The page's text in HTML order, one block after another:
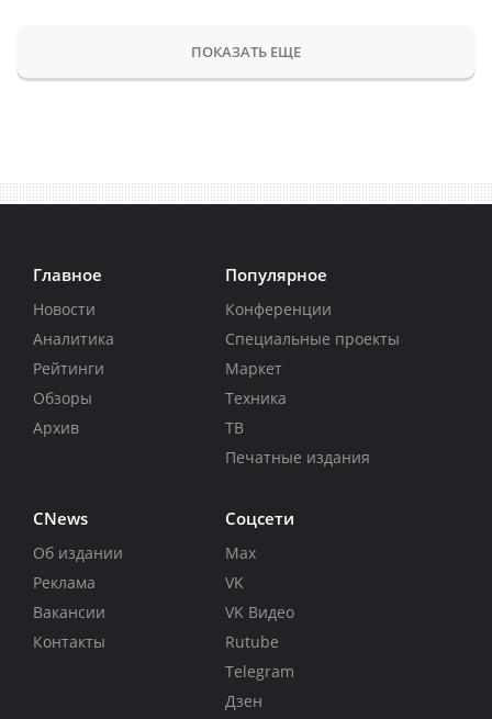
ПОКАЗАТЬ ЕЩЕ
Главное
Новости
Аналитика
Рейтинги
Обзоры
Архив
Популярное
Конференции
Специальные проекты
Маркет
Техника
ТВ
Печатные издания
CNews
Об издании
Реклама
Вакансии
Контакты
Соцсети
Max
VK
VK Видео
Rutube
Telegram
Дзен